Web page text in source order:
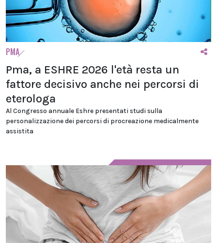
PMA
Pma, a ESHRE 2026 l'età resta un
fattore decisivo anche nei percorsi di
eterologa
Al Congresso annuale Eshre presentati studi sulla
personalizzazione dei percorsi di procreazione medicalmente
assistita